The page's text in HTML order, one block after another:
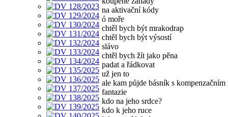
na aktivační kódy
ó moře
chtěl bych být mrakodrap
chtěl bych být výsostí
slávo
chtěl bych žít jako pěna
padat a řádkovat
už jen to
ale kam půjde básník s kompenzačním
fantazie
kdo na jeho srdce?
kdo k jeho ruce